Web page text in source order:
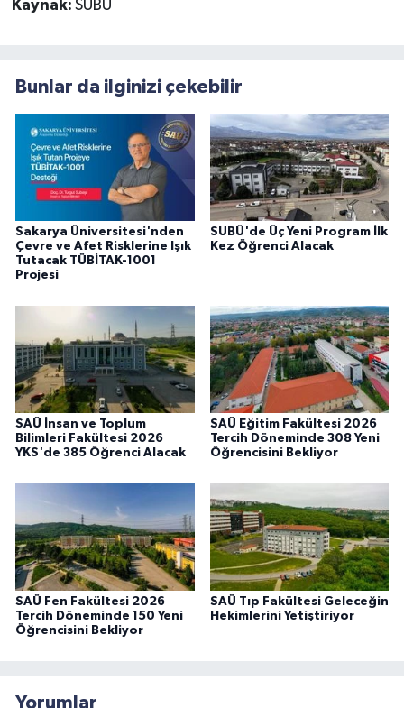
Kaynak: SUBÜ
Bunlar da ilginizi çekebilir
Sakarya Üniversitesi'nden
Çevre ve Afet Risklerine Işık
Tutacak TÜBİTAK-1001
Projesi
SUBÜ'de Üç Yeni Program İlk
Kez Öğrenci Alacak
SAÜ İnsan ve Toplum
Bilimleri Fakültesi 2026
YKS'de 385 Öğrenci Alacak
SAÜ Eğitim Fakültesi 2026
Tercih Döneminde 308 Yeni
Öğrencisini Bekliyor
SAÜ Fen Fakültesi 2026
Tercih Döneminde 150 Yeni
Öğrencisini Bekliyor
SAÜ Tıp Fakültesi Geleceğin
Hekimlerini Yetiştiriyor
Yorumlar